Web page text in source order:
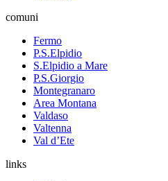
comuni
Fermo
P.S.Elpidio
S.Elpidio a Mare
P.S.Giorgio
Montegranaro
Area Montana
Valdaso
Valtenna
Val d’Ete
links